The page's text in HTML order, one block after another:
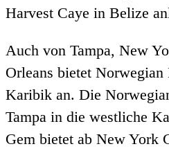
Harvest Caye in Belize
Auch von Tampa, New
Orleans bietet
Karibik an. Die
Tampa in die westliche
Gem bietet ab New York